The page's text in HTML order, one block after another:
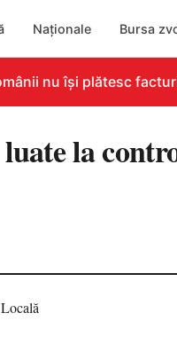
Naționale Bursa
nu își plătesc
la